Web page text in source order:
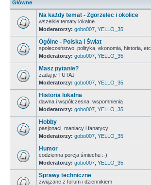
Główne
Na każdy temat - Zgorzelec i okolice
wszelkie tematy lokalne
Moderatorzy: gobo007 YELLO_35
Ogólne - Polska i Świat
społeczeństwo, polityka, ekonomia, historia, etc.
Moderatorzy: gobo007 YELLO_35
Masz pytanie?
zadaj je TUTAJ
Moderatorzy: gobo007 YELLO_35
Historia lokalna
dawna i współczesna, wspomnienia
Moderatorzy: gobo007 YELLO_35
Hobby
pasjonaci, maniacy i fanatycy
Moderatorzy: gobo007 YELLO_35
Humor
codzienna porcja śmiechu :-)
Moderatorzy: gobo007 YELLO_35
Sprawy techniczne
związane z forum i dziennikiem